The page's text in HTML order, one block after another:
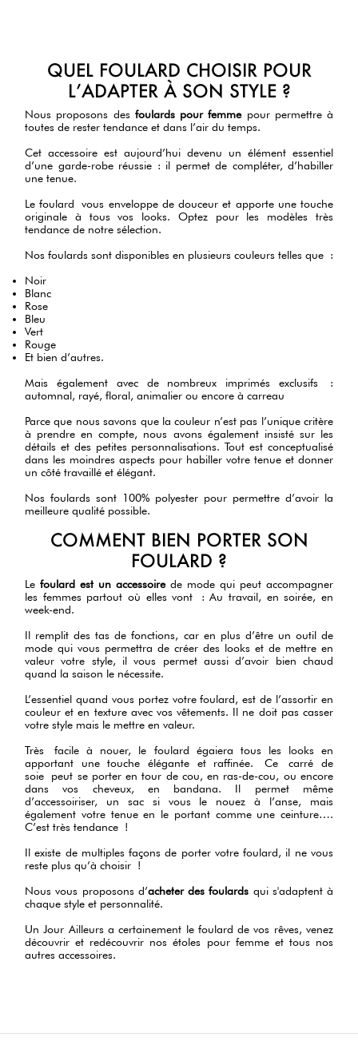
QUEL FOULARD CHOISIR POUR
L’ADAPTER À SON STYLE ?
Nous proposons desfoulards pour femmepour permettre à
toutes de rester tendance et dans l’air du temps.
Cet accessoire est aujourd’hui devenu un élément essentiel
d’une garde-robe réussie : il permet de compléter, d’habiller
une tenue.
Le foulard vous enveloppe de douceur et apporte une touche
originale à tous vos looks. Optez pour les modèles très
tendance de notre sélection.
Nos foulards sont disponibles en plusieurs couleurs telles que :
Noir
Blanc
Rose
Bleu
Vert
Rouge
Et bien d’autres.
Mais également avec de nombreux imprimés exclusifs :
automnal, rayé, floral, animalier ou encore à carreau
Parce que nous savons que la couleur n’est pas l’unique critère
à prendre en compte, nous avons également insisté sur les
détails et des petites personnalisations. Tout est conceptualisé
dans les moindres aspects pour habiller votre tenue et donner
un côté travaillé et élégant.
Nos foulards sont 100% polyester pour permettre d’avoir la
meilleure qualité possible.
COMMENT BIEN PORTER SON
FOULARD ?
Le foulard est un accessoirede mode qui peut accompagner
les femmes partout où elles vont : Au travail, en soirée, en
week-end.
Il remplit des tas de fonctions, car en plus d’être un outil de
mode qui vous permettra de créer des looks et de mettre en
valeur votre style, il vous permet aussi d’avoir bien chaud
quand la saison le nécessite.
L’essentiel quand vous portez votre foulard, est de l’assortir en
couleur et en texture avec vos vêtements. Il ne doit pas casser
votre style mais le mettre en valeur.
Très facile à nouer, le foulard égaiera tous les looks en
apportant une touche élégante et raffinée. Ce carré de
soie peut se porter en tour de cou, en ras-de-cou, ou encore
dans vos cheveux, en bandana. Il permet même
d’accessoiriser, un sac si vous le nouez à l’anse, mais
également votre tenue en le portant comme une ceinture….
C’est très tendance !
Il existe de multiples façons de porter votre foulard, il ne vous
reste plus qu’à choisir !
Nous vous proposons d’acheter des foulards qui s'adaptent à
chaque style et personnalité.
Un Jour Ailleurs a certainement le foulard de vos rêves, venez
découvrir et redécouvrir nos étoles pour femme et tous nos
autres accessoires.